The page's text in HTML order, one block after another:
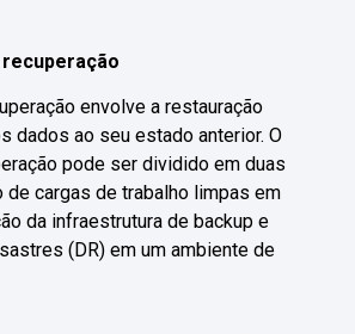
envolve a restauração
dados ao seu estado anterior. O
pode ser dividido em duas
de cargas de trabalho limpas em
da infraestrutura de backup e
(DR) em um ambiente de